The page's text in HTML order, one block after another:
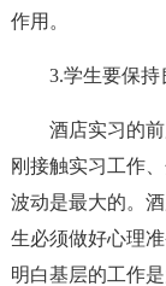
作用。
3.学生要保
酒店实习的
刚接触实习工作
波动是最大的。
生必须做好心理
明白基层的工作